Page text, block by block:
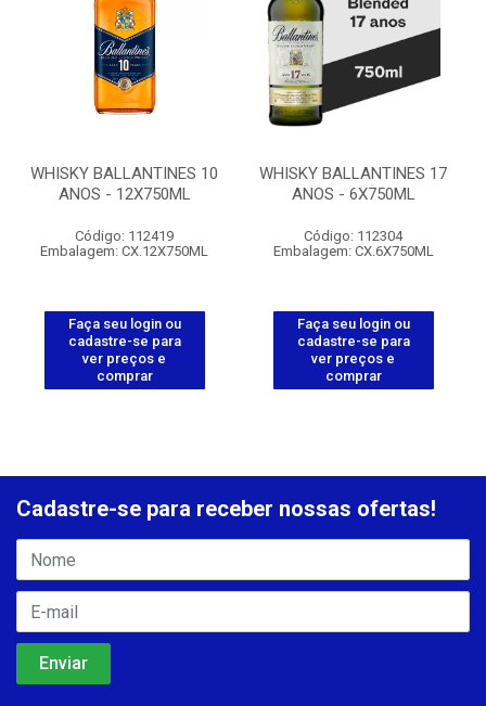
WHISKY BALLANTINES 10
ANOS - 12X750ML
Código: 112419
Embalagem: CX.12X750ML
Faça seu login ou
cadastre-se para
ver preços e
comprar
WHISKY BALLANTINES 17
ANOS - 6X750ML
Código: 112304
Embalagem: CX.6X750ML
Faça seu login ou
cadastre-se para
ver preços e
comprar
Cadastre-se para receber nossas ofertas!